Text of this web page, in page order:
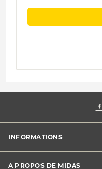
INFORMATIONS
A PROPOS DE MIDAS